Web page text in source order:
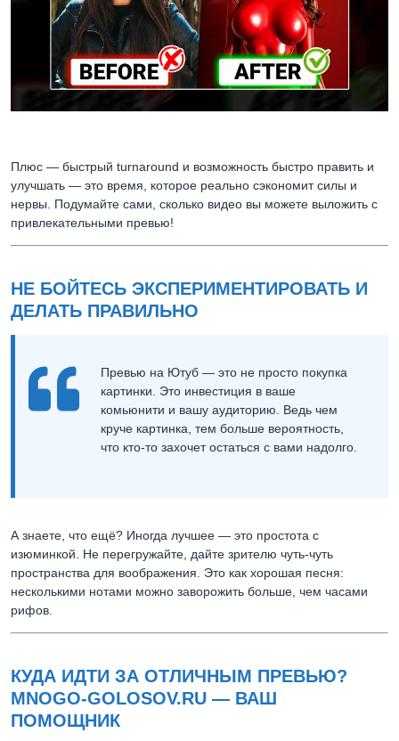
Плюс — быстрый turnaround и возможность быстро править и
улучшать — это время, которое реально сэкономит силы и
нервы. Подумайте сами, сколько видео вы можете выложить с
привлекательными превью!
НЕ БОЙТЕСЬ ЭКСПЕРИМЕНТИРОВАТЬ И
ДЕЛАТЬ ПРАВИЛЬНО
Превью на Ютуб — это не просто покупка
картинки. Это инвестиция в ваше
комьюнити и вашу аудиторию. Ведь чем
круче картинка, тем больше вероятность,
что кто-то захочет остаться с вами надолго.
А знаете, что ещё? Иногда лучшее — это простота с
изюминкой. Не перегружайте, дайте зрителю чуть-чуть
пространства для воображения. Это как хорошая песня:
несколькими нотами можно заворожить больше, чем часами
рифов.
КУДА ИДТИ ЗА ОТЛИЧНЫМ ПРЕВЬЮ?
MNOGO-GOLOSOV.RU — ВАШ
ПОМОЩНИК